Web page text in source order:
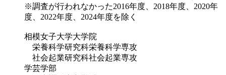
※調査が行われなかった2016年度、2018年度、2020年
度、2022年度、2024年度を除く
相模女子大学大学院
栄養科学研究科栄養科学専攻
社会起業研究科社会起業専攻
学芸学部